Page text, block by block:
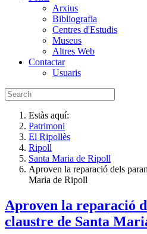
Arxius
Bibliografia
Centres d'Estudis
Museus
Altres Web
Contactar
Usuaris
Estàs aquí:
Patrimoni
El Ripollès
Ripoll
Santa Maria de Ripoll
Aproven la reparació dels
Maria de Ripoll
Aproven la reparació
claustre de Santa